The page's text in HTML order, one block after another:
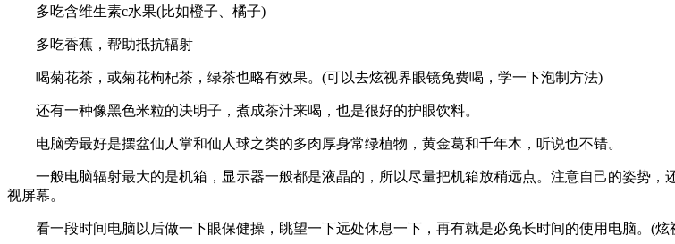
多吃含维生素c水果(比如橙子、橘子)
多吃香蕉，帮助抵抗辐射
喝菊花茶，或菊花枸杞茶，绿茶也略有效果。(可以去炫视界眼镜免费喝，学一下泡制方法)
还有一种像黑色米粒的决明子，煮成茶汁来喝，也是很好的护眼饮料。
电脑旁最好是摆盆仙人掌和仙人球之类的多肉厚身常绿植物，黄金葛和千年木，听说也不错。
一般电脑辐射最大的是机箱，显示器一般都是液晶的，所以尽量把机箱放稍远点。注意自己的姿势，
视屏幕。
看一段时间电脑以后做一下眼保健操，眺望一下远处休息一下，再有就是必免长时间的使用电脑。(炫